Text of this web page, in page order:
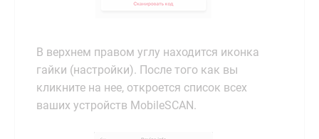
В верхнем правом углу находится иконка
гайки (настройки). После того как вы
кликните на нее, откроется список всех
ваших устройств MobileSCAN.